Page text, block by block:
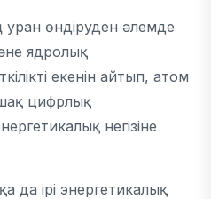
уран өндіруден әлемде
ядролық
екенін айтып, атом
цифрлық
негізіне
да ірі энергетикалық